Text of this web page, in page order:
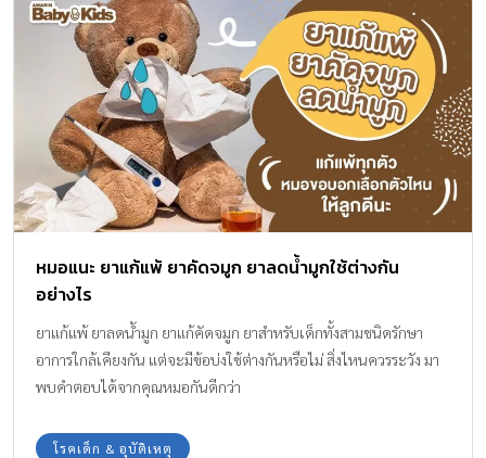
หมอแนะ ยาแก้แพ้ ยาคัดจมูก ยาลดน้ำมูกใช้ต่างกัน
อย่างไร
ยาแก้แพ้ ยาลดน้ำมูก ยาแก้คัดจมูก ยาสำหรับเด็กทั้งสามชนิดรักษา
อาการใกล้เคียงกัน แต่จะมีข้อบ่งใช้ต่างกันหรือไม่ สิ่งไหนควรระวัง มา
พบคำตอบได้จากคุณหมอกันดีกว่า
โรคเด็ก & อุบัติเหตุ